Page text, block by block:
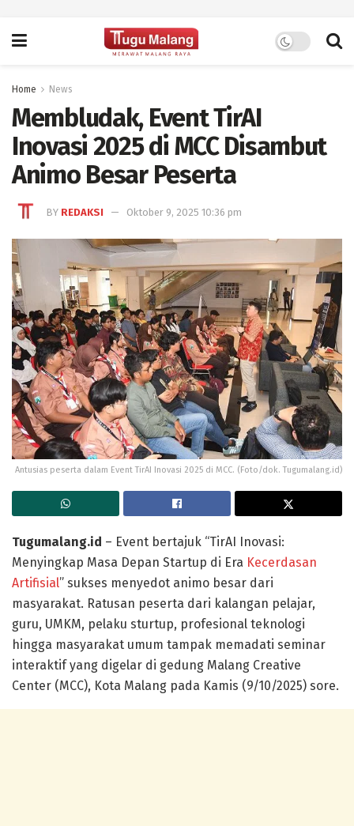
Home News
Membludak, Event TirAI
Inovasi 2025 di MCC Disambut
Animo Besar Peserta
BY REDAKSI Oktober 9, 2025 10:36 pm
Antusias peserta dalam Event TirAI Inovasi 2025 di MCC. (Foto/dok. Tugumalang.id)
Tugumalang.id – Event bertajuk “TirAI Inovasi:
Menyingkap Masa Depan Startup di Era Kecerdasan
Artifisial” sukses menyedot animo besar dari
masyarakat. Ratusan peserta dari kalangan pelajar,
guru, UMKM, pelaku sturtup, profesional teknologi
hingga masyarakat umum tampak memadati seminar
interaktif yang digelar di gedung Malang Creative
Center (MCC), Kota Malang pada Kamis (9/10/2025) sore.